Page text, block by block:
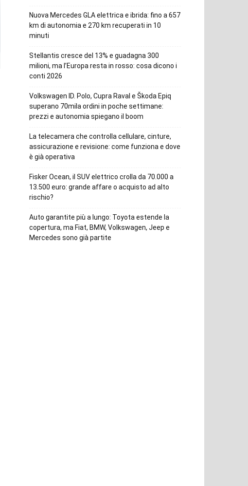
Nuova Mercedes GLA elettrica e ibrida: fino a 657
km di autonomia e 270 km recuperati in 10
minuti
Stellantis cresce del 13% e guadagna 300
milioni, ma l’Europa resta in rosso: cosa dicono i
conti 2026
Volkswagen ID. Polo, Cupra Raval e Škoda Epiq
superano 70mila ordini in poche settimane:
prezzi e autonomia spiegano il boom
La telecamera che controlla cellulare, cinture,
assicurazione e revisione: come funziona e dove
è già operativa
Fisker Ocean, il SUV elettrico crolla da 70.000 a
13.500 euro: grande affare o acquisto ad alto
rischio?
Auto garantite più a lungo: Toyota estende la
copertura, ma Fiat, BMW, Volkswagen, Jeep e
Mercedes sono già partite